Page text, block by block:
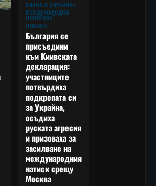
ВОЙНА В УКРАЙНА
МЕЖДУНАРОДНА
ПОЛИТИКА
НОВИНИ
България се
присъедини
към Киивската
декларация:
участниците
потвърдиха
подкрепата си
за Украйна,
осъдиха
руската агресия
и призоваха за
засилване на
международния
натиск срещу
Москва